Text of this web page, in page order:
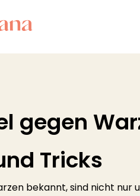
gegen
Tricks
bekannt, sind nicht nur